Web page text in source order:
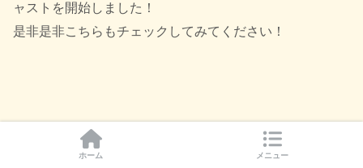
ャストを開始しました！
是非是非こちらもチェックしてみてください！
ホーム メニュー